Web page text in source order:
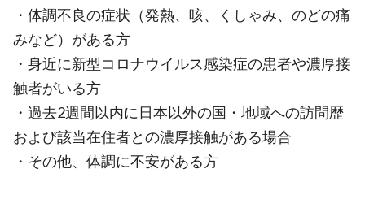
・体調不良の症状（発熱、咳、くしゃみ、のどの痛
みなど）がある方
・身近に新型コロナウイルス感染症の患者や濃厚接
触者がいる方
・過去2週間以内に日本以外の国・地域への訪問歴
および該当在住者との濃厚接触がある場合
・その他、体調に不安がある方